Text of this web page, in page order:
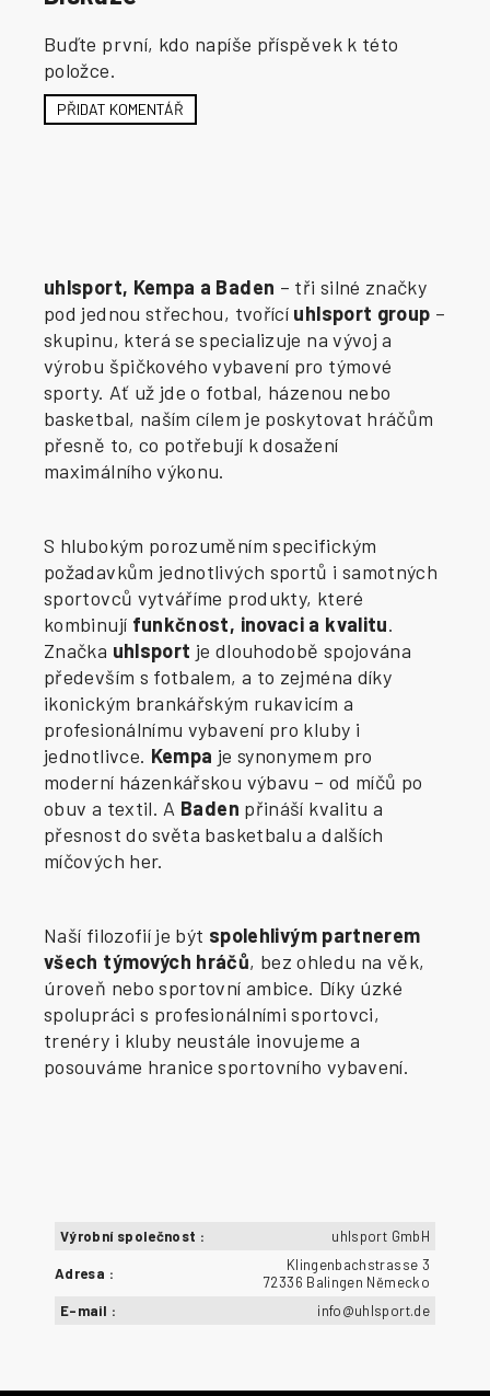
Buďte první, kdo napíše příspěvek k této
položce.
PŘIDAT KOMENTÁŘ
uhlsport, Kempa a Baden – tři silné značky
pod jednou střechou, tvořící uhlsport group –
skupinu, která se specializuje na vývoj a
výrobu špičkového vybavení pro týmové
sporty. Ať už jde o fotbal, házenou nebo
basketbal, naším cílem je poskytovat hráčům
přesně to, co potřebují k dosažení
maximálního výkonu.
S hlubokým porozuměním specifickým
požadavkům jednotlivých sportů i samotných
sportovců vytváříme produkty, které
kombinují funkčnost, inovaci a kvalitu.
Značka uhlsport je dlouhodobě spojována
především s fotbalem, a to zejména díky
ikonickým brankářským rukavicím a
profesionálnímu vybavení pro kluby i
jednotlivce. Kempa je synonymem pro
moderní házenkářskou výbavu – od míčů po
obuv a textil. A Baden přináší kvalitu a
přesnost do světa basketbalu a dalších
míčových her.
Naší filozofií je být spolehlivým partnerem
všech týmových hráčů, bez ohledu na věk,
úroveň nebo sportovní ambice. Díky úzké
spolupráci s profesionálními sportovci,
trenéry i kluby neustále inovujeme a
posouváme hranice sportovního vybavení.
Výrobní společnost : uhlsport GmbH
Adresa :
Klingenbachstrasse 3
72336 Balingen Německo
E-mail : info@uhlsport.de